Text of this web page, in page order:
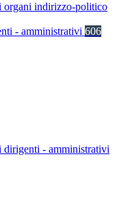
organi indirizzo-politico
- amministrativi 606
dirigenti - amministrativi